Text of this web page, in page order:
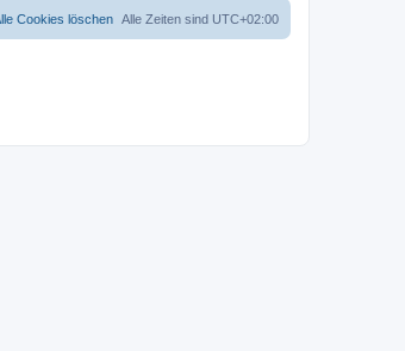
Alle Zeiten sind UTC+02:00
Cookies löschen